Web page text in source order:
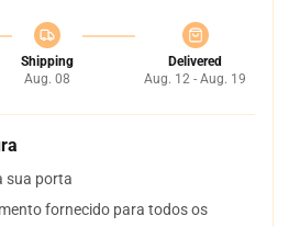
Shipping
Aug. 08
Delivered
Aug. 12 - Aug. 19
sua porta
fornecido para todos os